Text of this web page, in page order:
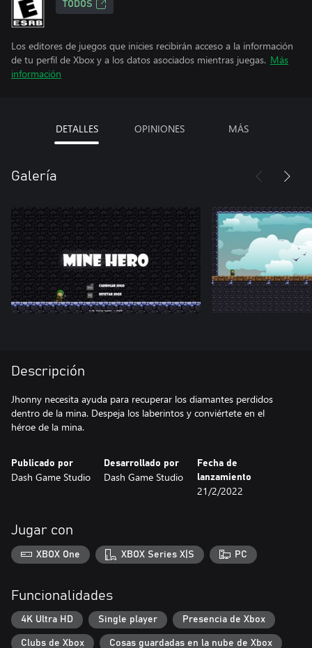
TODOS
Los editores de juegos que inicies recibirán acceso a la información
de tu perfil de Xbox y a los datos asociados mientras juegas. Más
información
DETALLES OPINIONES MÁS
Galería
Descripción
Jhonny necesita ayuda para recuperar los diamantes perdidos
dentro de la mina. Despeja los laberintos y conviértete en el
héroe de la mina.
Publicado por
Dash Game Studio
Desarrollado por
Dash Game Studio
Fecha de
lanzamiento
21/2/2022
Jugar con
XBOX One XBOX Series X|S PC
Funcionalidades
4K Ultra HD Single player Presencia de Xbox
Clubs de Xbox Cosas guardadas en la nube de Xbox